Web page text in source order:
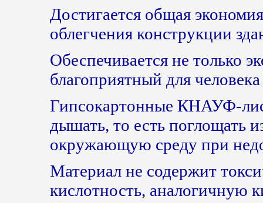
Достигается общая
облегчения конструкции
Обеспечивается не только
благоприятный для
Гипсокартонные КНАУФ-
дышать, то есть поглощать
окружающую среду при
Материал не содержит
кислотность, аналогичную